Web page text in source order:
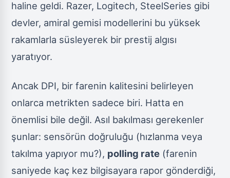
haline geldi. Razer, Logitech, SteelSeries gibi
devler, amiral gemisi modellerini bu yüksek
rakamlarla süsleyerek bir prestij algısı
yaratıyor.
Ancak DPI, bir farenin kalitesini belirleyen
onlarca metrikten sadece biri. Hatta en
önemlisi bile değil. Asıl bakılması gerekenler
şunlar: sensörün doğruluğu (hızlanma veya
takılma yapıyor mu?), polling rate (farenin
saniyede kaç kez bilgisayara rapor gönderdiği,